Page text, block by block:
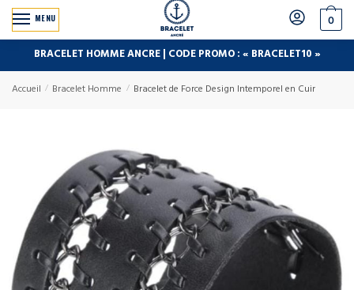
MENU 0
BRACELET HOMME ANCRE | CODE PROMO : « BRACELET10 »
Accueil / Bracelet Homme / Bracelet de Force Design Intemporel en Cuir